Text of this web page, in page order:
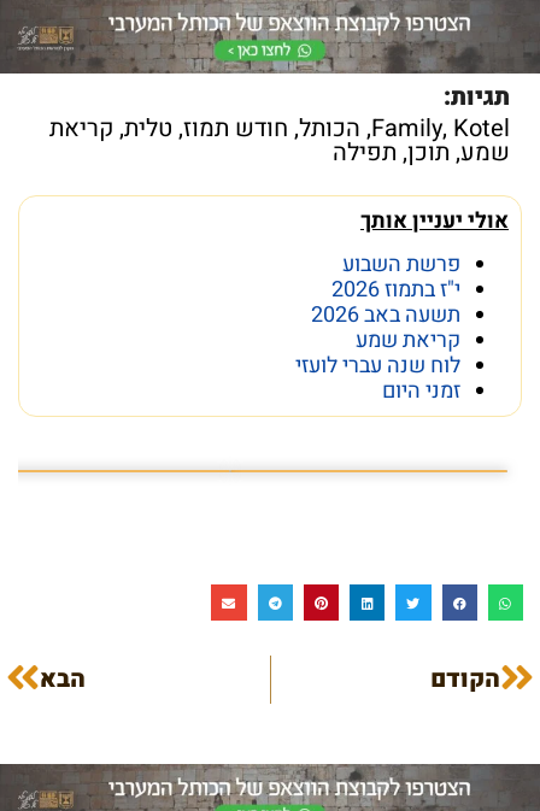
תגיות:
Family, Kotel
, הכותל, חודש תמוז, טלית, קריאת
שמע, תוכן, תפילה
אולי יעניין אותך
פרשת השבוע
י"ז בתמוז 2026
תשעה באב 2026
קריאת שמע
לוח שנה עברי לועזי
זמני היום
הקודם הבא